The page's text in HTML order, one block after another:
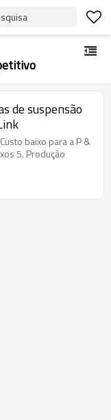
de suspensão
baixo para a P &
5. Produção